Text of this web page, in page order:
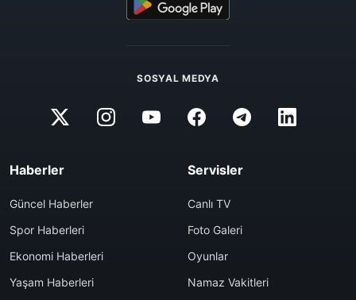
SOSYAL MEDYA
Haberler
Güncel Haberler
Spor Haberleri
Ekonomi Haberleri
Yaşam Haberleri
Servisler
Canlı TV
Foto Galeri
Oyunlar
Namaz Vakitleri